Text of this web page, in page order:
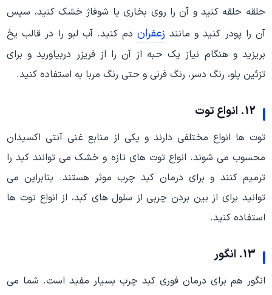
حلقه حلقه کنید و آن را روی بخاری یا شوفاژ خشک کنید، سپس
آن را پودر کنید و مانند زعفراندم کنید. آب لبو را در قالب یخ
بریزید و هنگام نیاز یک حبه از آن را از فریزر دربیاورید و برای
تزئین پلو، رنگ دسر، رنگ فرنی و حتی رنگ مربا به استفاده کنید.
12. انواع توت
توت ها انواع مختلفی دارند و یکی از منابع غنی آنتی اکسیدان
محسوب می شوند. انواع توت های تازه و خشک می توانند کبد را
ترمیم کنند و برای درمان کبد چرب موثر هستند. بنابراین می
توانید برای از بین بردن چربی از سلول های کبد، از انواع توت ها
استفاده کنید.
13. انگور
انگور هم برای درمان فوری کبد چرب بسیار مفید است. شما می